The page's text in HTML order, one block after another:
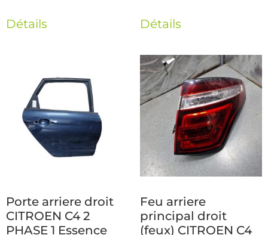
Détails Détails
Porte arriere droit
CITROEN C4 2
PHASE 1 Essence
Feu arriere
principal droit
(feux) CITROEN C4